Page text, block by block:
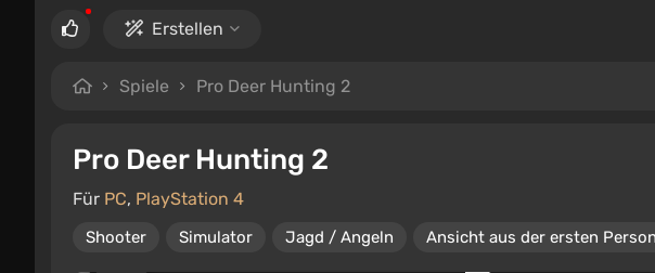
Erstellen
Spiele Pro Deer Hunting 2
Pro Deer Hunting 2
Für PC, PlayStation 4
Shooter Simulator Jagd / Angeln Ansicht aus der ersten Person